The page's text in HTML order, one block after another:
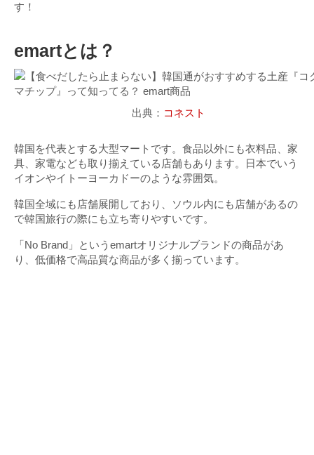
す！
emartとは？
出典： コネスト
韓国を代表とする大型マートです。食品以外にも衣料品、家
具、家電なども取り揃えている店舗もあります。日本でいう
イオンやイトーヨーカドーのような雰囲気。
韓国全域にも店舗展開しており、ソウル内にも店舗があるの
で韓国旅行の際にも立ち寄りやすいです。
「No Brand」というemartオリジナルブランドの商品があ
り、低価格で高品質な商品が多く揃っています。